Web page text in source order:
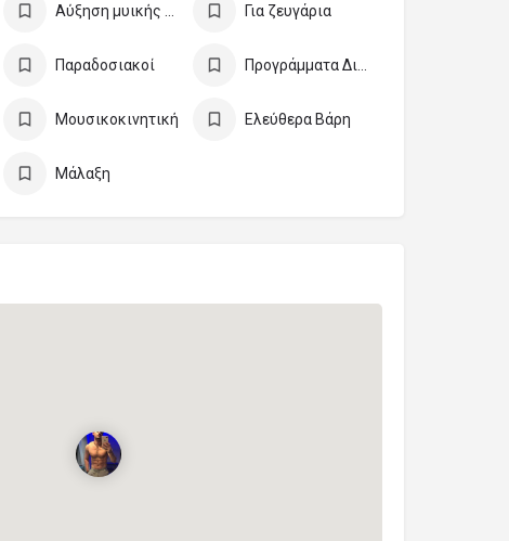
Για ζευγάρια
Παραδοσιακοί
Μουσικοκινητική Ελεύθερα Βάρη
Μάλαξη